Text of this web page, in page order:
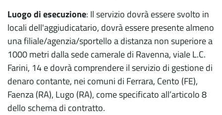
Luogo di esecuzione: Il servizio dovrà essere svolto in
locali dell'aggiudicatario, dovrà essere presente almeno
una filiale/agenzia/sportello a distanza non superiore a
1000 metri dalla sede camerale di Ravenna, viale L.C.
Farini, 14 e dovrà comprendere il servizio di gestione di
denaro contante, nei comuni di Ferrara, Cento (FE),
Faenza (RA), Lugo (RA), come specificato all’articolo 8
dello schema di contratto.